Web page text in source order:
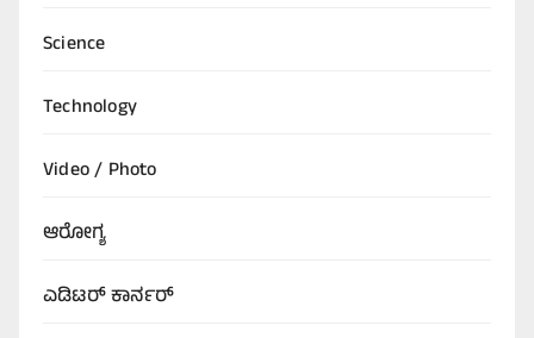
Science
Technology
Video / Photo
ಆರೋಗ್ಯ
ಎಡಿಟರ್‌ ಕಾರ್ನರ್